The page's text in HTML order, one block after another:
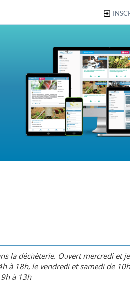
la déchèterie. Ouvert mercredi et
à 18h, le vendredi et samedi de
à 13h